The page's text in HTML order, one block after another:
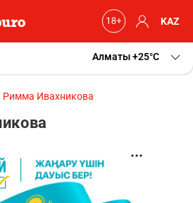
KAZ
Алматы+25 C
Римма Ивахникова